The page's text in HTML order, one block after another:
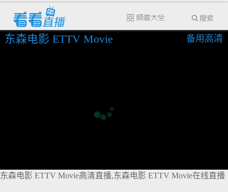
东森电影 ETTV Movie 备用高清
东森电影 ETTV Movie高清直播,东森电影 ETTV Movie在线直播